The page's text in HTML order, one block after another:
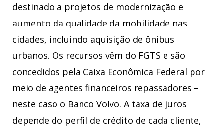
destinado a projetos de modernização e
aumento da qualidade da mobilidade nas
cidades, incluindo aquisição de ônibus
urbanos. Os recursos vêm do FGTS e são
concedidos pela Caixa Econômica Federal por
meio de agentes financeiros repassadores –
neste caso o Banco Volvo. A taxa de juros
depende do perfil de crédito de cada cliente,